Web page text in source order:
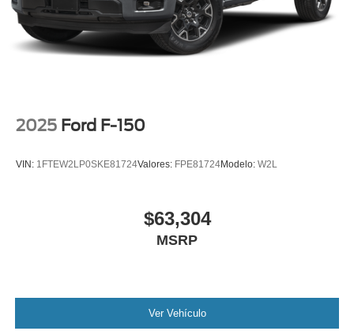
2025 Ford F-150
VIN: 1FTEW2LP0SKE81724Valores: FPE81724Modelo: W2L
$63,304
MSRP
Ver Vehículo